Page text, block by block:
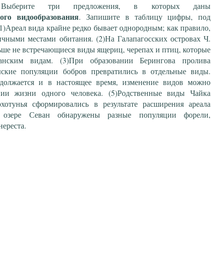
Выберите три предложения, в которых даны
видообразования. Запишите в таблицу цифры, под
вида крайне редко бывает однородным; как правило,
местами обитания. (2)На Галапагосских островах Ч.
не встречающиеся виды ящериц, черепах и птиц, которые
видам. (3)При образовании Берингова пролива
популяции бобров превратились в отдельные виды.
и в настоящее время, изменение видов можно
жизни одного человека. (5)Родственные виды Чайка
сформировались в результате расширения ареала
Севан обнаружены разные популяции форели,